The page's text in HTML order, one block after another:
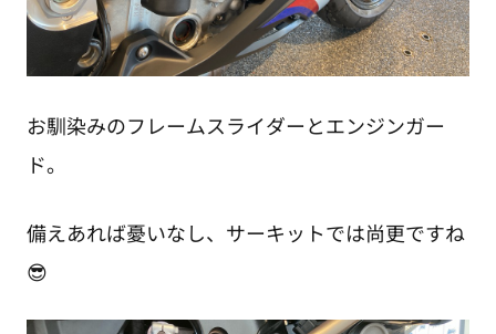
お馴染みのフレームスライダーとエンジンガー
ド。
備えあれば憂いなし、サーキットでは尚更ですね
😎